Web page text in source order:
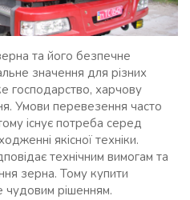
та його безпечне
значення для різних
господарство, харчову
Умови перевезення часто
існує потреба серед
якісної техніки.
технічним вимогам та
зерна. Тому купити
чудовим рішенням.